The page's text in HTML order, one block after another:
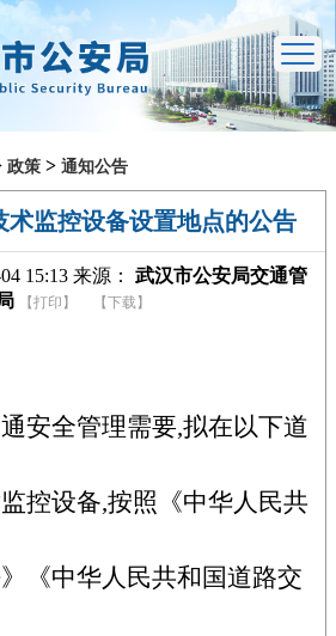
政策 > 通知公告
术监控设备设置地点的公告
15:13 来源：
武汉市公安局交通管
【打印】 【下载】
安全管理需要,拟在以下道
控设备,按照《中华人民共
《中华人民共和国道路交